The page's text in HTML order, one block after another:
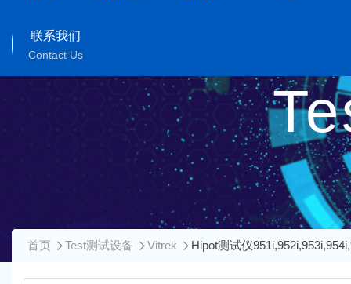
联系我们
Contact Us
首页 Test测试设备 Vitrek Hipot测试仪